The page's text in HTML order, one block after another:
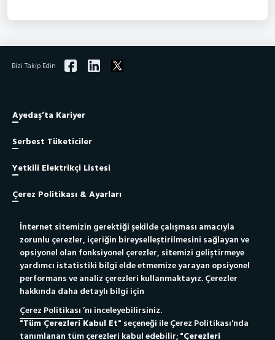
Bizi Takip Edin
Ayedaş’ta Kariyer
Serbest Tüketiciler
Yetkili Elektrikçi Listesi
Çerez Politikası & Ayarları
Site Haritası
Bilgi Toplumu Hizmeti
Yetkili Elektrikçiler İçin Yeni Bağlantı Portalı
Whatsapp Destek Hattı
186
İnternet sitemizin gerektiği şekilde çalışması amacıyla
zorunlu çerezler, içeriğin bireyselleştirilmesini sağlayan ve
opsiyonel olan fonksiyonel çerezler, sitemizi geliştirmeye
yardımcı istatistiki bilgi elde etmemize yarayan opsiyonel
performans ve analiz çerezleri kullanmaktayız. Çerezler
hakkında daha detaylı bilgi için
Çerez Politikası’nı inceleyebilirsiniz.
"Tüm Çerezleri Kabul Et" seçeneği ile Çerez Politikası'nda
tanımlanan tüm çerezleri kabul edebilir;"Çerezleri